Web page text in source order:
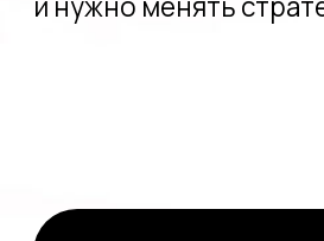
на вебинаре